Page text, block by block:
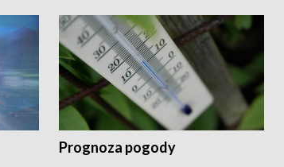
Prognoza pogody